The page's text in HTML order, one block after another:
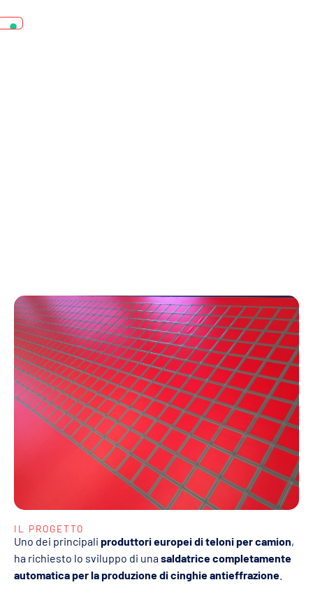
IL PROGETTO
Uno dei principali produttori europei di teloni per camion,
ha richiesto lo sviluppo di unasaldatrice completamente
automatica per la produzione di cinghie antieffrazione